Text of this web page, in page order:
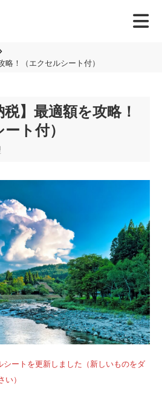
略！（エクセルシート付）
税】最適額を攻略！
ト付）
ートを更新しました（新しいものをダ
い）